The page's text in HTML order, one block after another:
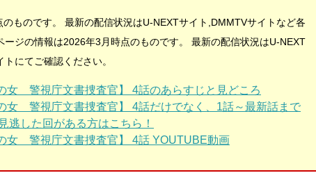
ものです。 最新の配信状況はU-NEXTサイト,DMMTVサイトなど各
ージの情報は2026年3月時点のものです。 最新の配信状況はU-NEXT
にてご確認ください。
女 警視庁文書捜査官 】 4話のあらすじと見どころ
女 警視庁文書捜査官】 4話だけでなく、1話～最新話まで
逃した回がある方はこちら！
女 警視庁文書捜査官】 4話 YOUTUBE動画